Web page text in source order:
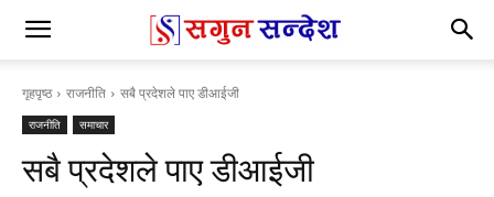
गृहपृष्ठ राजनीति सबै प्रदेशले पाए डीआईजी
राजनीति समाचार
सबै प्रदेशले पाए डीआईजी